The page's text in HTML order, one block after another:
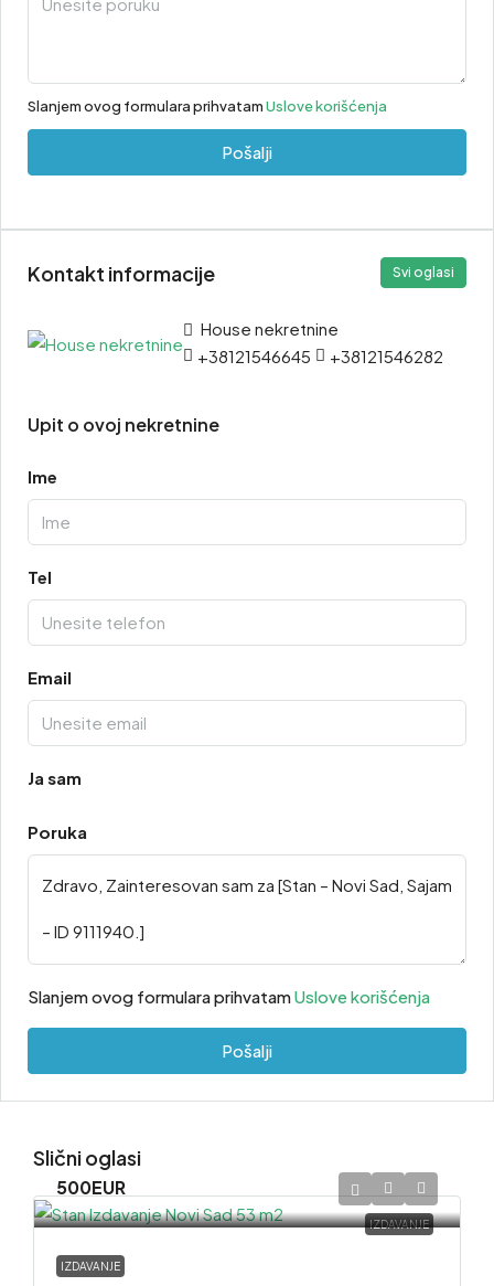
Slanjem ovog formulara prihvatamUslove korišćenja
Pošalji
Kontakt informacije Svi oglasi
House nekretnine
+38121546645
+38121546282
Upit o ovoj nekretnine
Ime
Tel
Email
Ja sam
Poruka
Slanjem ovog formulara prihvatamUslove korišćenja
Pošalji
Slični oglasi
IZDAVANJE
500EUR
IZDAVANJE